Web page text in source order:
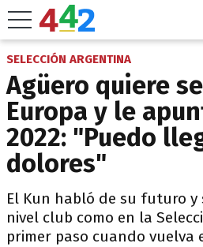
SELECCIÓN ARGENTINA
Agüero quiere
Europa y le
2022: "Puedo
dolores"
El Kun habló de su futuro y
nivel club como en la
primer paso cuando vuelva